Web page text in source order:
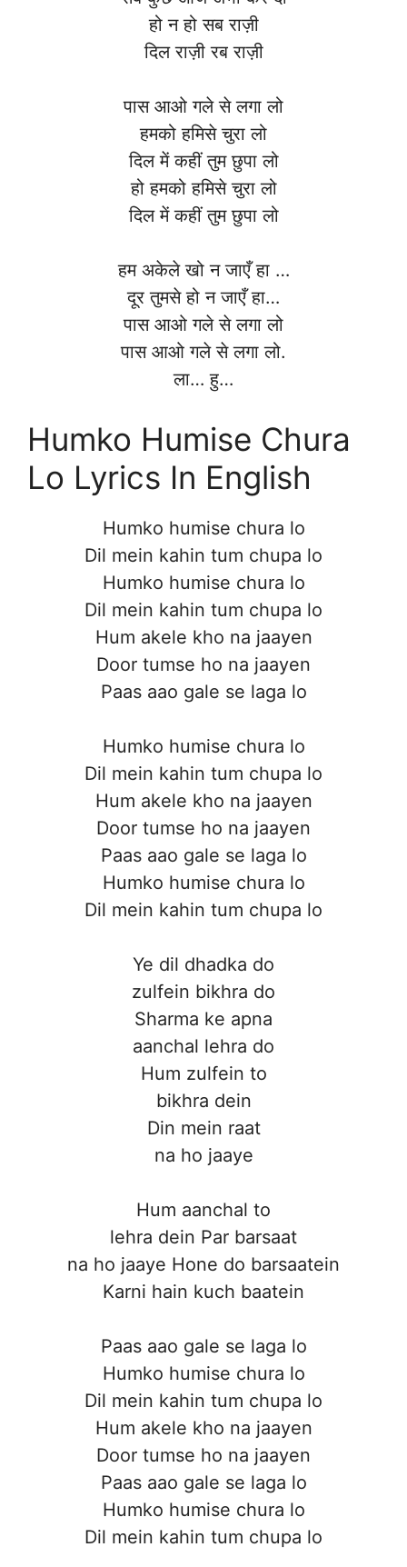
हो न हो सब राज़ी
दिल राज़ी रब राज़ी
पास आओ गले से लगा लो
हमको हमिसे चुरा लो
दिल में कहीं तुम छुपा लो
हो हमको हमिसे चुरा लो
दिल में कहीं तुम छुपा लो
हम अकेले खो न जाएँ हा …
दूर तुमसे हो न जाएँ हा…
पास आओ गले से लगा लो
पास आओ गले से लगा लो.
ला… हु…
Humko Humise Chura
Lo Lyrics In English
Humko humise chura lo
Dil mein kahin tum chupa lo
Humko humise chura lo
Dil mein kahin tum chupa lo
Hum akele kho na jaayen
Door tumse ho na jaayen
Paas aao gale se laga lo
Humko humise chura lo
Dil mein kahin tum chupa lo
Hum akele kho na jaayen
Door tumse ho na jaayen
Paas aao gale se laga lo
Humko humise chura lo
Dil mein kahin tum chupa lo
Ye dil dhadka do
zulfein bikhra do
Sharma ke apna
aanchal lehra do
Hum zulfein to
bikhra dein
Din mein raat
na ho jaaye
Hum aanchal to
lehra dein Par barsaat
na ho jaaye Hone do barsaatein
Karni hain kuch baatein
Paas aao gale se laga lo
Humko humise chura lo
Dil mein kahin tum chupa lo
Hum akele kho na jaayen
Door tumse ho na jaayen
Paas aao gale se laga lo
Humko humise chura lo
Dil mein kahin tum chupa lo